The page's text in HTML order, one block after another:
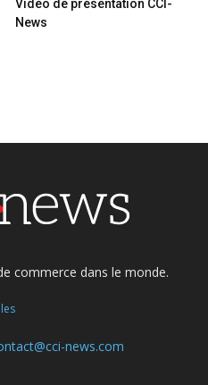
Vidéo de présentation CCI-
News
commerce dans le monde.
news.com